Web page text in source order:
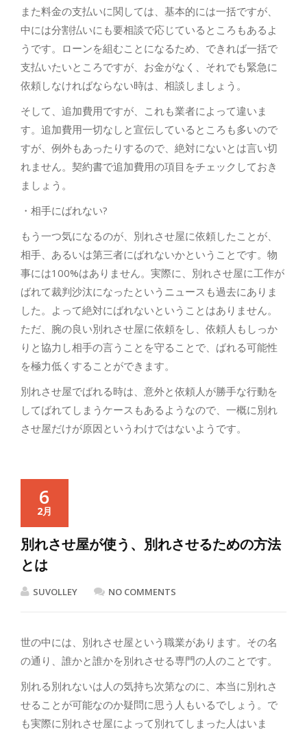
また料金の支払いに関しては、基本的には一括ですが、
中には分割払いにも要相談で応じているところもあるよ
うです。ローンを組むことになるため、できれば一括で
支払いたいところですが、お金がなく、それでも緊急に
依頼しなければならない時は、相談しましょう。
そして、追加費用ですが、これも業者によって違いま
す。追加費用一切なしと宣伝しているところも多いので
すが、例外もあったりするので、絶対にないとは言い切
れません。契約書で追加費用の項目をチェックしておき
ましょう。
・相手にばれない?
もう一つ気になるのが、別れさせ屋に依頼したことが、
相手、あるいは第三者にばれないかということです。物
事には100%はありません。実際に、別れさせ屋に工作が
ばれて裁判沙汰になったというニュースも過去にありま
した。よって絶対にばれないということはありません。
ただ、腕の良い別れさせ屋に依頼をし、依頼人もしっか
りと協力し相手の言うことを守ることで、ばれる可能性
を極力低くすることができます。
別れさせ屋でばれる時は、意外と依頼人が勝手な行動を
してばれてしまうケースもあるようなので、一概に別れ
させ屋だけが原因というわけではないようです。
6
2月
別れさせ屋が使う、別れさせるための方法
とは
SUVOLLEY NO COMMENTS
世の中には、別れさせ屋という職業があります。その名
の通り、誰かと誰かを別れさせる専門の人のことです。
別れる別れないは人の気持ち次第なのに、本当に別れさ
せることが可能なのか疑問に思う人もいるでしょう。で
も実際に別れさせ屋によって別れてしまった人はいま